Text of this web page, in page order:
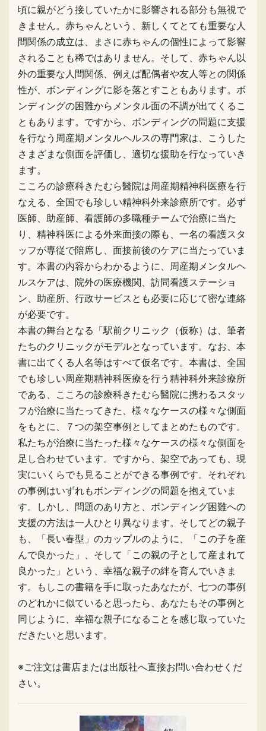
頃に親がどう接していたかに影響される部分も無視で
きません。赤ちゃんという、新しくてとても重要な人
間関係の成立は、まさに赤ちゃんの個性によって影響
されることも稀ではありません。そして、赤ちゃん以
外の重要な人間関係、例えば配偶者や友人等との関係
性が、ボンディングに影を落とすこともあります。ボ
ンディングの困難からメンタル面の不調が出てくるこ
ともあります。ですから、ボンディングの問題に支援
を行なう周産期メンタルヘルスの専門家は、こうした
さまざまな側面を評価し、適切な援助を行なっていき
ます。
こころの診療科きたむら醫院は周産期精神科医療を行
なえる、全国でも珍しい精神科外来診療所です。必ず
医師、助産師、看護師の多職種チームで治療に当た
り、精神科医による外来面接の際も、一名の看護スタ
ッフが専従で陪席し、面接前後のケアに当たっていま
す。本書の内容からわかるように、周産期メンタルヘ
ルスケアは、院外の医療機関、訪問看護ステーショ
ン、助産所、行政サービスとも必要に応じて密な連絡
が必要です。
本書の舞台となる「駅前クリニック（仮称）は、筆者
たちのクリニックがモデルとなっています。なお、本
書に出てくる人名等はすべて仮名です。本書は、全国
でも珍しい周産期精神科医療を行う精神科外来診療所
である、こころの診療科きたむら醫院に携わるスタッ
フが治療に当たってきた、様々なケースの様々な側面
をもとに、７つの架空事例としてまとめたものです。
私たちが治療に当たった様々なケースの様々な側面を
足し合わせています。ですから、架空であっても、現
実にいくらでも見ることができる事例です。それぞれ
の事例はいずれもボンディングの問題を抱えていま
す。しかし、問題のあり方と、ボンディング困難への
支援の方法は一人ひとり異なります。そしてどの親子
も、「長い春型」のカップルのように、「この子を産
んで良かった」、そして「この親の子として産まれて
良かった」という、幸福な親子の絆を育んでいきま
す。もしこの書籍を手に取ったあなたが、七つの事例
のどれかに似ていると思ったら、あなたもその事例と
同じように、幸福な親子になることを感じ取っていた
だきたいと思います。
※ご注文は書店または出版社へ直接お問い合わせくだ
さい。